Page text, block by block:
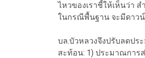
ไหวของเราชี้ให้เห็นว่า
ในกรณีพื้นฐาน จะมีดาวน์
บล.บัวหลวงจึงปรับลดประ
สะท้อน: 1) ประมาณการ